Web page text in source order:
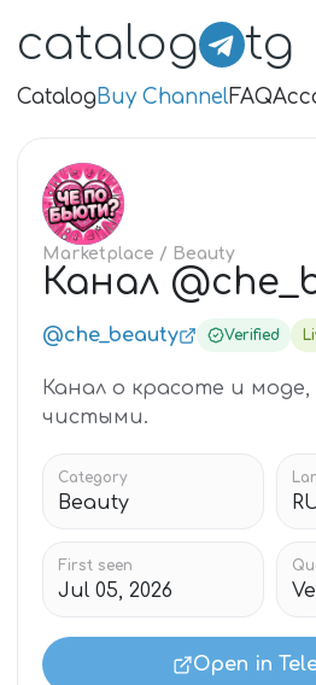
catalog tg
CatalogBuy ChannelFAQ
КА
Marketplace / Beauty
Канал
@che_beauty Verified
Канал о красоте и моде,
чистыми.
Category
Beauty
First seen
Jul 05, 2026
Open in